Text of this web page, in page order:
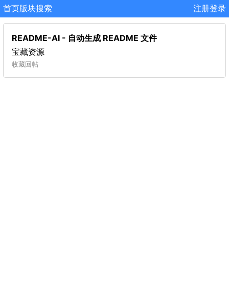
首页版块搜索 注册登录
README-AI - 自动生成 README 文件
宝藏资源
收藏回帖